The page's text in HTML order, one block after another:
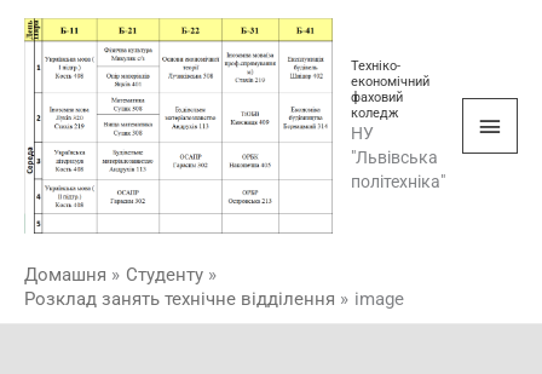
Перейти
вмісту
Техніко-
економічний
фаховий
коледж
НУ
"Львівська
політехніка"
Домашня
Студенту
Розклад занять технічне відділення
image